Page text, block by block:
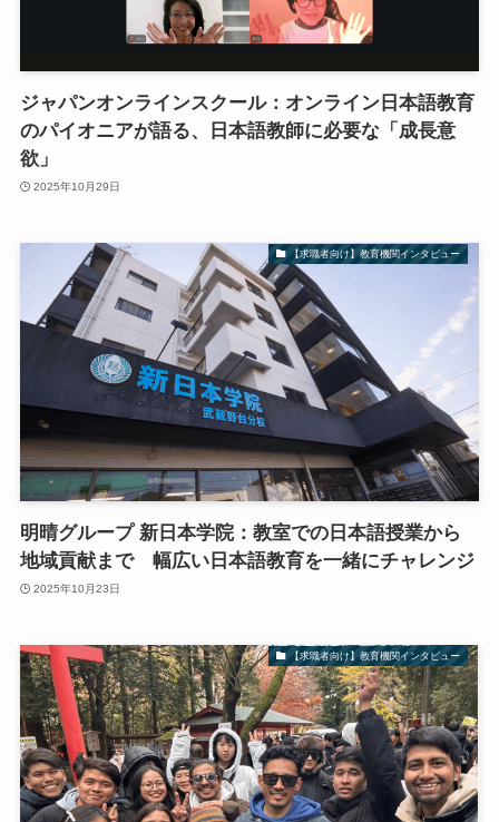
ジャパンオンラインスクール：オンライン日本語教育
のパイオニアが語る、日本語教師に必要な「成長意
欲」
2025年10月29日
【求職者向け】教育機関インタビュー
明晴グループ 新日本学院：教室での日本語授業から
地域貢献まで 幅広い日本語教育を一緒にチャレンジ
2025年10月23日
【求職者向け】教育機関インタビュー